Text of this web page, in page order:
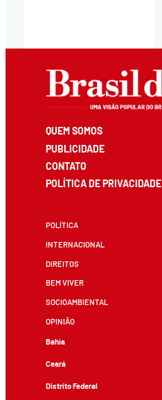
QUEM SOMOS
PUBLICIDADE
CONTATO
POLÍTICA DE PRIVACIDADE
POLÍTICA
INTERNACIONAL
DIREITOS
BEM VIVER
SOCIOAMBIENTAL
OPINIÃO
Bahia
Ceará
Distrito Federal